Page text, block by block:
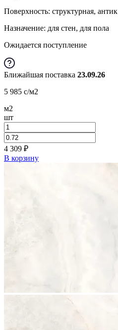
Поверхность: структурная, антик
Назначение: для стен, для пола
Ожидается поступление
Ближайшая поставка 23.09.26
5 985 c/м2
м2
шт
4 309 ₽
В корзину